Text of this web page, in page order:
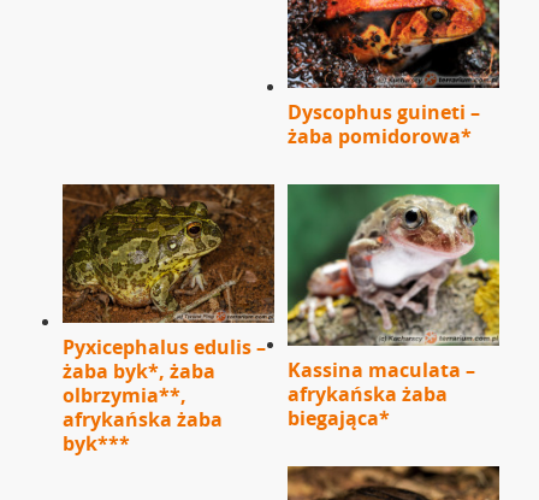
Dyscophus guineti –
żaba pomidorowa*
Pyxicephalus edulis –
żaba byk*, żaba
olbrzymia**,
afrykańska żaba
byk***
Kassina maculata –
afrykańska żaba
biegająca*